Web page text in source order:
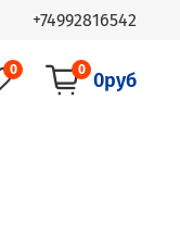
+74992816542
0 0 0руб